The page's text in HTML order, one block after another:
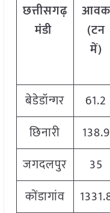
छत्तीसगढ़
मंडी
आवक
(टन
में)
बेडेडॉन्गर
61.2
छिनारी
138.9
जगदलपुर
35
कोंडागांव